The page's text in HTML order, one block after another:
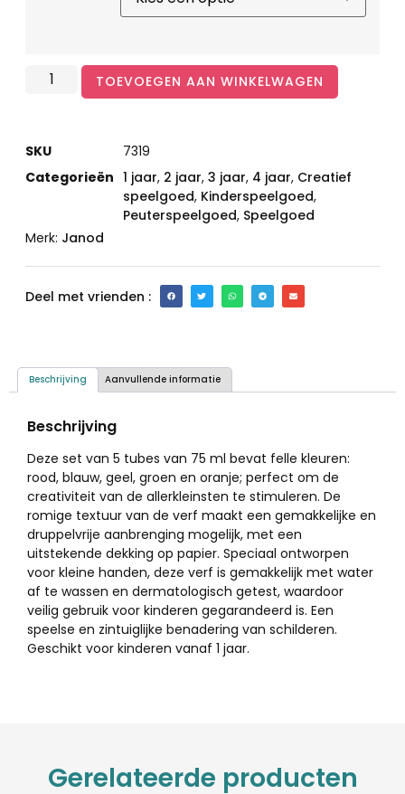
TOEVOEGEN AAN WINKELWAGEN
SKU
7319
Categorieën 1 jaar, 2 jaar, 3 jaar, 4 jaar, Creatief
speelgoed, Kinderspeelgoed,
Peuterspeelgoed, Speelgoed
Merk: Janod
Deel met vrienden :
Beschrijving Aanvullende informatie
Beschrijving
Deze set van 5 tubes van 75 ml bevat felle kleuren:
rood, blauw, geel, groen en oranje; perfect om de
creativiteit van de allerkleinsten te stimuleren. De
romige textuur van de verf maakt een gemakkelijke en
druppelvrije aanbrenging mogelijk, met een
uitstekende dekking op papier. Speciaal ontworpen
voor kleine handen, deze verf is gemakkelijk met water
af te wassen en dermatologisch getest, waardoor
veilig gebruik voor kinderen gegarandeerd is. Een
speelse en zintuiglijke benadering van schilderen.
Geschikt voor kinderen vanaf 1 jaar.
Gerelateerde producten